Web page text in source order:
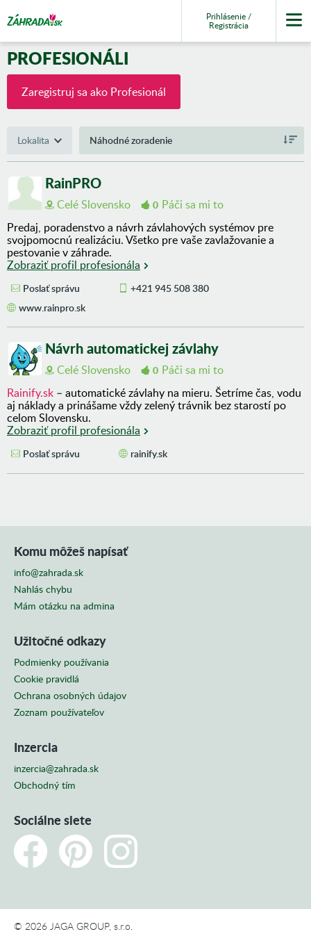
Prihlásenie /
Registrácia
PROFESIONÁLI
Zaregistruj sa ako Profesionál
Lokalita
RainPRO
Celé Slovensko 0 Páči sa mi to
Predaj, poradenstvo a návrh závlahových systémov pre
svojpomocnú realizáciu. Všetko pre vaše zavlažovanie a
pestovanie v záhrade.
Zobraziť profil profesionála
Poslať správu
+421 945 508 380
www.rainpro.sk
Návrh automatickej závlahy
Celé Slovensko 0 Páči sa mi to
Rainify.sk – automatické závlahy na mieru. Šetríme čas, vodu
aj náklady a prinášame vždy zelený trávnik bez starostí po
celom Slovensku.
Zobraziť profil profesionála
Poslať správu rainify.sk
Komu môžeš napísať
info@zahrada.sk
Nahlás chybu
Mám otázku na admina
Užitočné odkazy
Podmienky používania
Cookie pravidlá
Ochrana osobných údajov
Zoznam používateľov
Inzercia
inzercia@zahrada.sk
Obchodný tím
Sociálne siete
© 2026 JAGA GROUP, s.r.o.